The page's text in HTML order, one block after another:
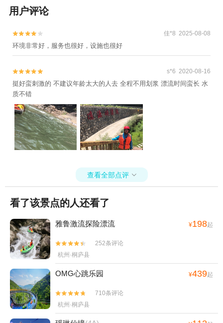
+西溪3D奇幻艺术馆+天目山月亮湾漂流+杭
州博物馆+西湖音乐喷泉+太子湾公园+西湖
天地+西溪国家湿地公园+大明山万松岭滑雪
场+七里扬帆+杭州花圃+浙西三峡+杭州体育
CS(西溪店)+天目山野味馆+天目山上海之家
室+西溪庄园+大明山万松岭滑雪场-已下线
+瑶琳国家森林公园+猎鹰CS野战（西溪湿
地）+临安水源水上乐园+杭州图书馆+西湖
文化广场+西湖环湖电瓶车+纳米租车（杭
狂森林主题乐园+西溪天堂商业街+天目山大
树王景区+花港公园+西湖天下景+杭州湘湖
游船+灵隐寺+中国京杭大运河博物馆+宝石
山造像+临安天目花海+三潭印月花港观鱼码
头+西溪印象城极速冰雪世界+杭州宋城+西
溪湿地洪园+杭州樱花园+杭州宝寿山景区
+西溪湿地高庄+杭州逸酒店+杭州西溪喜来
登度假大酒店+杭州兰里景区+三渡悬崖漂流
+杭州失恋博物馆（西湖）+西溪空中揽胜氦
气球+杭州长乔吉泡泡乐园+良渚博物院+青
芝坞+浙江省人民大会堂+浙江大学之江校区
+西溪森林温泉度假村+杭州西湖博物馆(总
馆)+杭州孔庙+杭州西溪海狮主题乐园+严州
目之家+临安水源水上乐园+临安天目花海
+临安博物馆+临安湍溪漂流1日游
用户评论

 佳*8 2025-08-08
环境非常好，服务也很好，设施也很好

 s*6 2020-08-16
挺好蛮刺激的 不建议年龄太大的人去 全程不用划浆 漂流时间蛮长 水
质不错
查看全部点评 
看了该景点的人还看了
雅鲁激流探险漂流 ¥198起


252条评论
杭州·桐庐县
OMG心跳乐园 ¥439起


710条评论
杭州·桐庐县